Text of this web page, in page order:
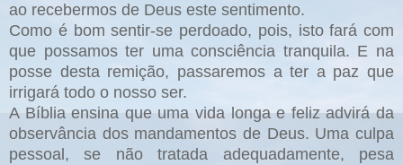
ao recebermos de Deus este sentimento.
Como é bom sentir-se perdoado, pois, isto fará com
que possamos ter uma consciência tranquila. E na
posse desta remição, passaremos a ter a paz que
irrigará todo o nosso ser.
A Bíblia ensina que uma vida longa e feliz advirá da
observância dos mandamentos de Deus. Uma culpa
pessoal, se não tratada adequadamente, pesa